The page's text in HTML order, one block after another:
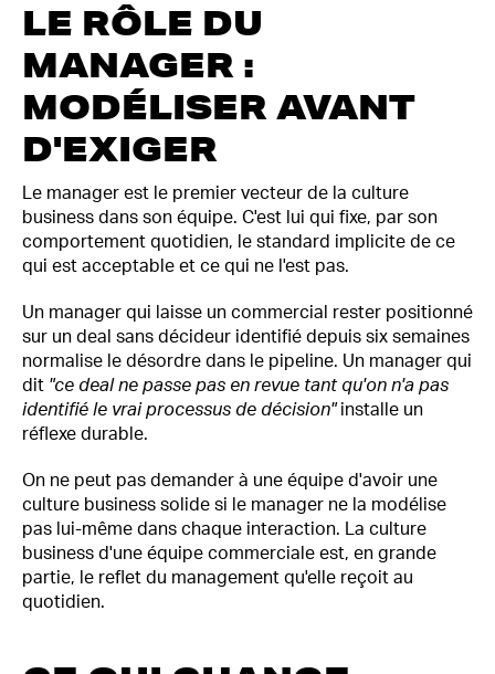
LE RÔLE DU
MANAGER :
MODÉLISER AVANT
D'EXIGER
Le manager est le premier vecteur de la culture
business dans son équipe. C'est lui qui fixe, par son
comportement quotidien, le standard implicite de ce
qui est acceptable et ce qui ne l'est pas.
Un manager qui laisse un commercial rester positionné
sur un deal sans décideur identifié depuis six semaines
normalise le désordre dans le pipeline. Un manager qui
dit "ce deal ne passe pas en revue tant qu'on n'a pas
identifié le vrai processus de décision"installe un
réflexe durable.
On ne peut pas demander à une équipe d'avoir une
culture business solide si le manager ne la modélise
pas lui-même dans chaque interaction. La culture
business d'une équipe commerciale est, en grande
partie, le reflet du management qu'elle reçoit au
quotidien.